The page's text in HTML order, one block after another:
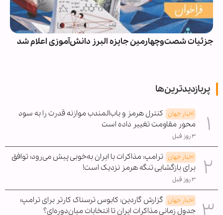
جزئیات شصت‌وچهارمین جایزه البرز دانش‌آموزی اعلام شد
پربازدیدترین‌ها
اخبار جهان کنترل هرمز و باب‌المندب موازنه قدرت را به سود
محور مقاومت تغییر داده است
۳ روز قبل
اخبار جهان ترامپ: مذاکرات با ایران به‌خوبی پیش می‌رود؛ توافق
برای بازگشایی تنگه هرمز نزدیک است!
۳ روز قبل
اخبار جهان گزارش گاردین: کابوس ترسناک کارتر برای ترامپ؛
جدول زمانی مذاکرات ایران تا انتخابات میان‌دوره‌ای؟